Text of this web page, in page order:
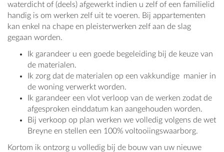
waterdicht of (deels) afgewerkt indien u zelf of een familielid
handig is om werken zelf uit te voeren. Bij appartementen
kan enkel na chape en pleisterwerken zelf aan de slag
gegaan worden.
Ik garandeer u een goede begeleiding bij de keuze van
de materialen.
Ik zorg dat de materialen op een vakkundige manier in
de woning verwerkt worden.
Ik garandeer een vlot verloop van de werken zodat de
afgesproken einddatum kan aangehouden worden.
Bij verkoop op plan werken we volledig volgens de wet
Breyne en stellen een 100% voltooiingswaarborg.
Kortom ik ontzorg u volledig bij de bouw van uw nieuwe